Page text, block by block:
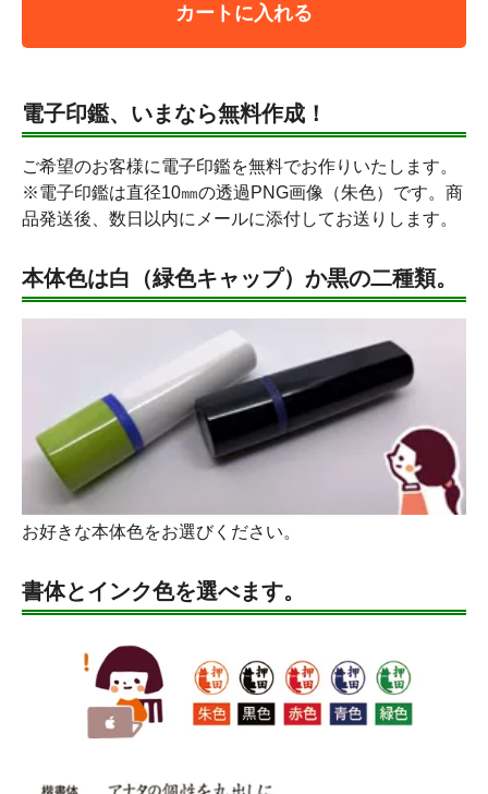
カートに入れる
電子印鑑、いまなら無料作成！
ご希望のお客様に電子印鑑を無料でお作りいたします。
※電子印鑑は直径10㎜の透過PNG画像（朱色）です。商
品発送後、数日以内にメールに添付してお送りします。
本体色は白（緑色キャップ）か黒の二種類。
お好きな本体色をお選びください。
書体とインク色を選べます。